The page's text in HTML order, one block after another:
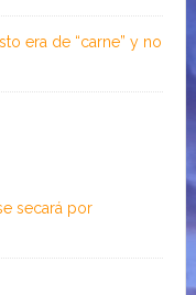
era de “carne” y no
secará por